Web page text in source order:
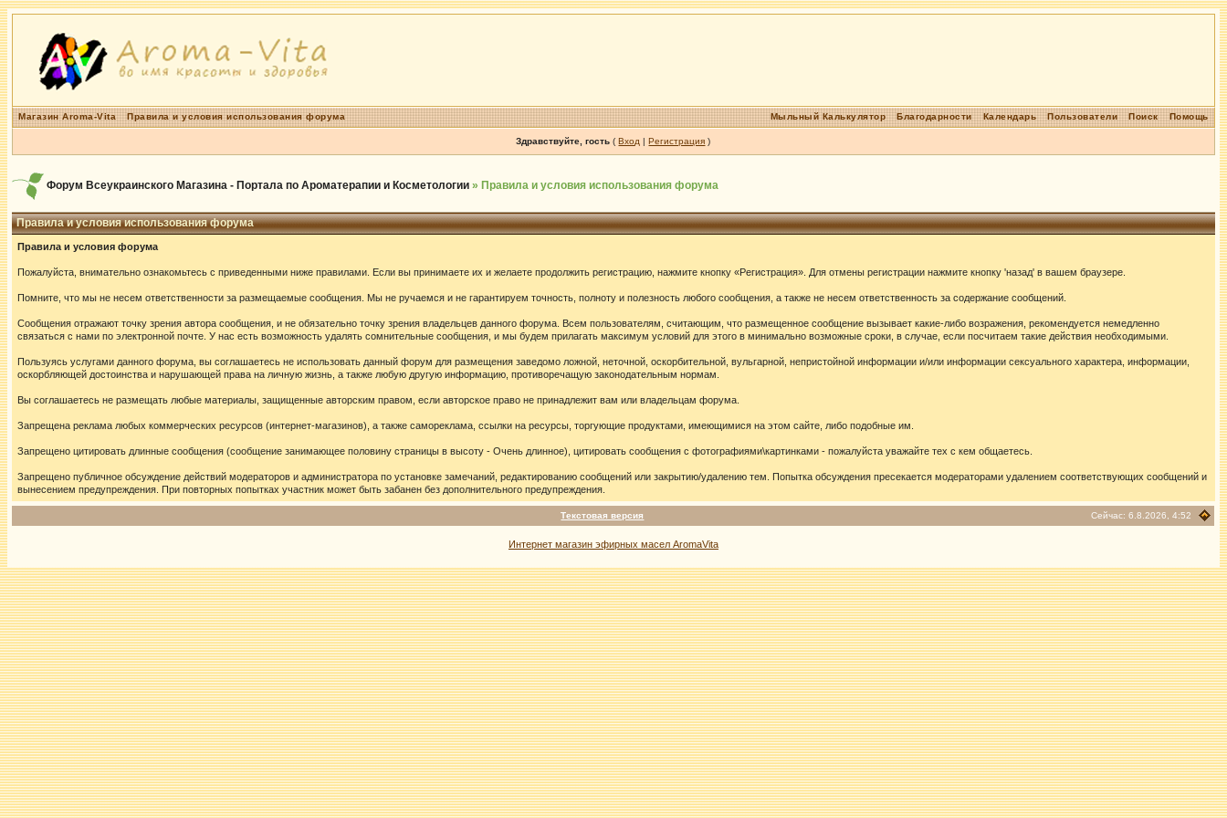
Магазин Aroma-Vita Правила и условия использования форума Помощь
Поиск
Пользователи
Календарь
Благодарности
Мыльный Калькулятор
Здравствуйте, гость (Вход |Регистрация )
Форум Всеукраинского Магазина - Портала по Ароматерапии и Косметологии » Правила и условия использования форума
Правила и условия использования форума
Правила и условия форума
Пожалуйста, внимательно ознакомьтесь с приведенными ниже правилами. Если вы принимаете их и желаете продолжить регистрацию, нажмите кнопку «Регистрация». Для отмены регистрации нажмите кнопку 'назад' в вашем браузере.
Помните, что мы не несем ответственности за размещаемые сообщения. Мы не ручаемся и не гарантируем точность, полноту и полезность любого сообщения, а также не несем ответственность за содержание сообщений.
Сообщения отражают точку зрения автора сообщения, и не обязательно точку зрения владельцев данного форума. Всем пользователям, считающим, что размещенное сообщение вызывает какие-либо возражения, рекомендуется немедленно
связаться с нами по электронной почте. У нас есть возможность удалять сомнительные сообщения, и мы будем прилагать максимум условий для этого в минимально возможные сроки, в случае, если посчитаем такие действия необходимыми.
Пользуясь услугами данного форума, вы соглашаетесь не использовать данный форум для размещения заведомо ложной, неточной, оскорбительной, вульгарной, непристойной информации и/или информации сексуального характера, информации,
оскорбляющей достоинства и нарушающей права на личную жизнь, а также любую другую информацию, противоречащую законодательным нормам.
Вы соглашаетесь не размещать любые материалы, защищенные авторским правом, если авторское право не принадлежит вам или владельцам форума.
Запрещена реклама любых коммерческих ресурсов (интернет-магазинов), а также самореклама, ссылки на ресурсы, торгующие продуктами, имеющимися на этом сайте, либо подобные им.
Запрещено цитировать длинные сообщения (сообщение занимающее половину страницы в высоту - Очень длинное), цитировать сообщения с фотографиями\картинками - пожалуйста уважайте тех с кем общаетесь.
Запрещено публичное обсуждение действий модераторов и администратора по установке замечаний, редактированию сообщений или закрытию/удалению тем. Попытка обсуждения пресекается модераторами удалением соответствующих сообщений и
вынесением предупреждения. При повторных попытках участник может быть забанен без дополнительного предупреждения.
Текстовая версия Сейчас: 6.8.2026, 4:52
Интернет магазин эфирных масел AromaVita